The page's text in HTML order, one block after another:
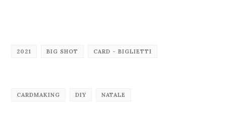
2021 BIG SHOT CARD - BIGLIETTI
CARDMAKING DIY NATALE